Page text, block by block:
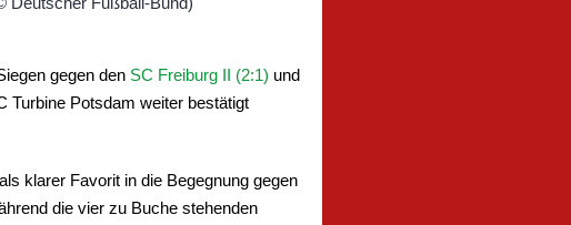
gegen den SC Freiburg II (2:1) und
Turbine Potsdam weiter bestätigt
klarer Favorit in die Begegnung gegen
die vier zu Buche stehenden